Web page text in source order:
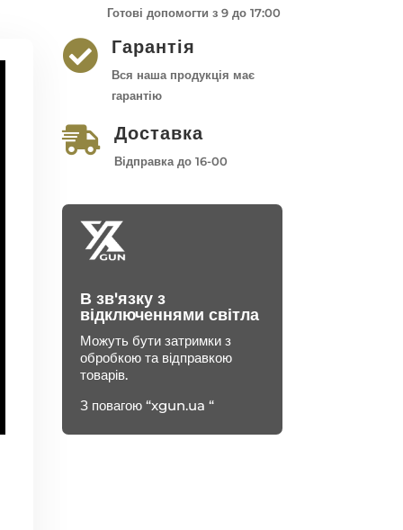
Готові допомогти з 9 до 17:00
 Гарантія
Вся наша продукція має
гарантію
 Доставка
Відправка до 16-00
В зв'язку з
відключеннями світла
Можуть бути затримки з
обробкою та відправкою
товарів.
З повагою “xgun.ua “